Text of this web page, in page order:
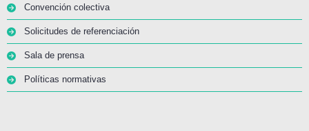
Convención colectiva
Solicitudes de referenciación
Sala de prensa
Políticas normativas